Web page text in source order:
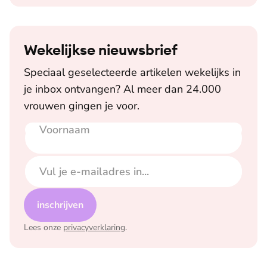
Wekelijkse nieuwsbrief
Speciaal geselecteerde artikelen wekelijks in
je inbox ontvangen? Al meer dan 24.000
vrouwen gingen je voor.
Voornaam
E-mailadres
inschrijven
Lees onze privacyverklaring.